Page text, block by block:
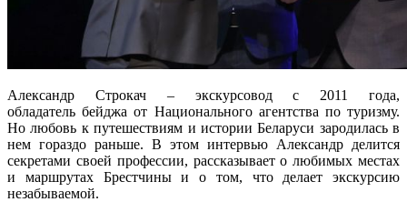
Александр Строкач – экскурсовод с 2011 года,
обладатель бейджа от Национального агентства по туризму.
Но любовь к путешествиям и истории Беларуси зародилась в
нем гораздо раньше. В этом интервью Александр делится
секретами своей профессии, рассказывает о любимых местах
и маршрутах Брестчины и о том, что делает экскурсию
незабываемой.